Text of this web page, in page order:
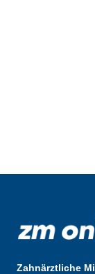
Zahnärztliche